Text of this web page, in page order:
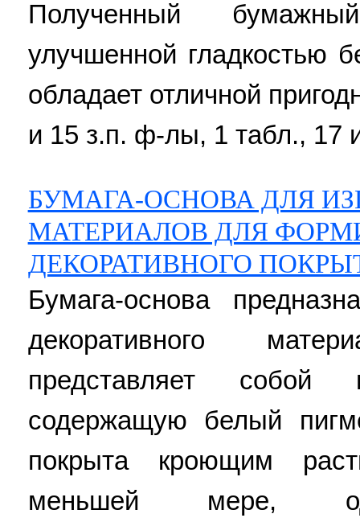
Полученный
улучшенной гладкостью
обладает отличной
и 15 з.п. ф-лы, 1 табл., 17
БУМАГА-ОСНОВА ДЛЯ
МАТЕРИАЛОВ ДЛЯ
ДЕКОРАТИВНОГО
Бумага-основа
декоративного
представляет собой
содержащую белый
покрыта кроющим
меньшей мере,